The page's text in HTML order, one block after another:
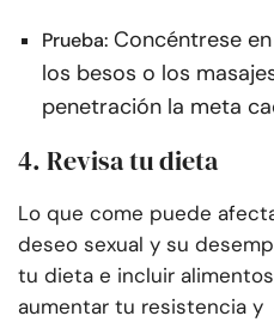
Prueba: Concéntrese
los besos o los
penetración la meta
4. Revisa tu dieta
Lo que come puede
deseo sexual y su
tu dieta e incluir
aumentar tu resistencia y